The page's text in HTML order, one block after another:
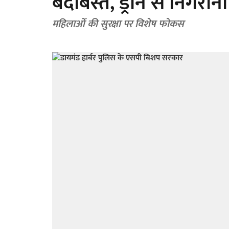
महिलाओं की सुरक्षा पर विशेष फोकस